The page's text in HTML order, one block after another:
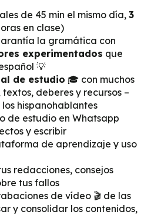
de 45 min el mismo día, 3
en clase)
la gramática con
experimentados que
💡
de estudio 🎓 con muchos
deberes y recursos –
hispanohablantes
de estudio en Whatsapp
y escribir
de aprendizaje y uso
redacciones, consejos
tus fallos
de vídeo 🎬 de las
y consolidar los contenidos,